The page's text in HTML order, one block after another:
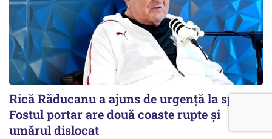
Rică Răducanu a ajuns de urgență la spital.
Fostul portar are două coaste rupte și
umărul dislocat